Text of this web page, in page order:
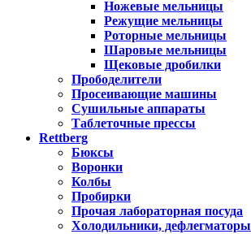
Ножевые мельницы
Режущие мельницы
Роторные мельницы
Шаровые мельницы
Щековые дробилки
Прободелители
Просеивающие машины
Сушильные аппараты
Таблеточные прессы
Rettberg
Бюксы
Воронки
Колбы
Пробирки
Прочая лабораторная посуда
Холодильники, дефлегматоры